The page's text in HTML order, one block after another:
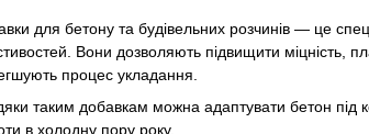
для бетону та будівельних розчинів — це
Вони дозволяють підвищити міцність,
процес укладання.
таким добавкам можна адаптувати бетон під
в холодну пору року.